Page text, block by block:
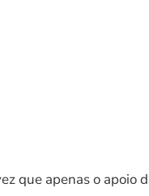
que apenas o apoio